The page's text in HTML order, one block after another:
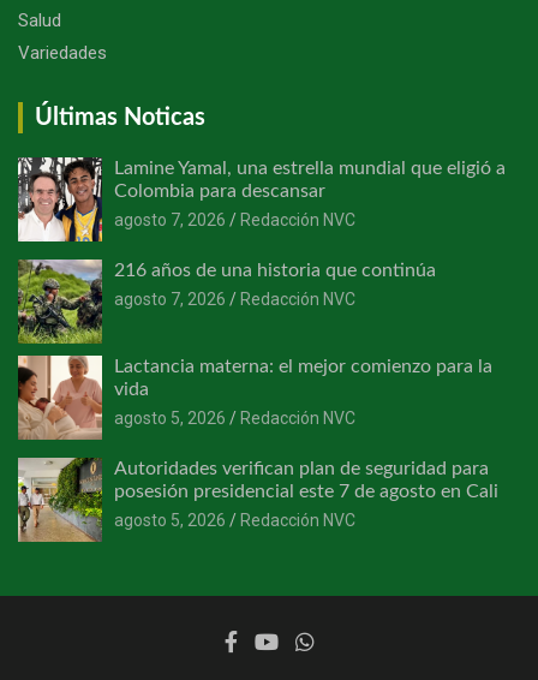
Salud
Variedades
Últimas Noticas
Lamine Yamal, una estrella mundial que eligió a
Colombia para descansar
agosto 7, 2026
Redacción NVC
216 años de una historia que continúa
agosto 7, 2026
Redacción NVC
Lactancia materna: el mejor comienzo para la
vida
agosto 5, 2026
Redacción NVC
Autoridades verifican plan de seguridad para
posesión presidencial este 7 de agosto en Cali
agosto 5, 2026
Redacción NVC